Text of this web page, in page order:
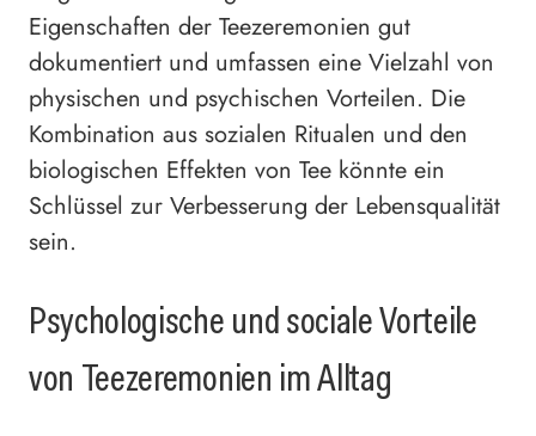
Eigenschaften der Teezeremonien gut
dokumentiert und umfassen eine Vielzahl von
physischen und psychischen Vorteilen. Die
Kombination aus sozialen Ritualen und den
biologischen Effekten von Tee könnte ein
Schlüssel zur Verbesserung der Lebensqualität
sein.
Psychologische und sociale Vorteile
von Teezeremonien im Alltag